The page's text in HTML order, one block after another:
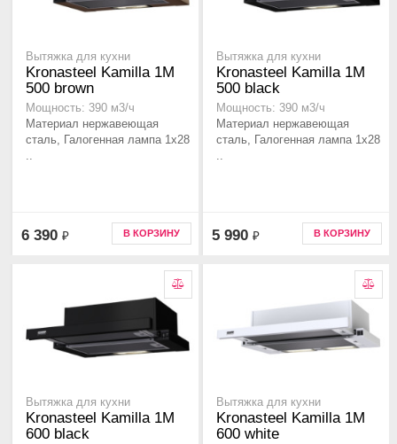
Вытяжка для кухни
Kronasteel Kamilla 1M
500 brown
Мощность: 390 м3/ч
Материал нержавеющая
сталь, Галогенная лампа 1x28
..
6 390 ₽ В КОРЗИНУ
Вытяжка для кухни
Kronasteel Kamilla 1M
500 black
Мощность: 390 м3/ч
Материал нержавеющая
сталь, Галогенная лампа 1x28
..
5 990 ₽ В КОРЗИНУ
Вытяжка для кухни
Kronasteel Kamilla 1M
600 black
Вытяжка для кухни
Kronasteel Kamilla 1M
600 white